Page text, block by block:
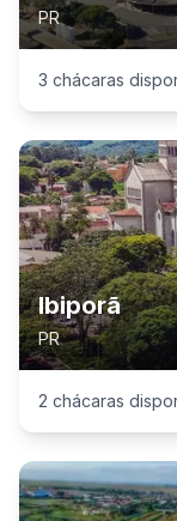
PR
3 chácaras
Ibiporã
PR
2 chácaras